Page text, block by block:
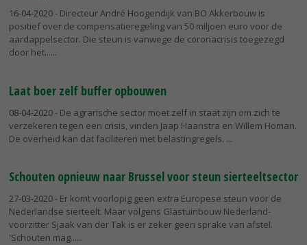
16-04-2020- Directeur André Hoogendijk van BO Akkerbouw is
positief over de compensatieregeling van 50 miljoen euro voor de
aardappelsector. Die steun is vanwege de coronacrisis toegezegd
door het...
Laat boer zelf buffer opbouwen
08-04-2020- De agrarische sector moet zelf in staat zijn om zich te
verzekeren tegen een crisis, vinden Jaap Haanstra en Willem Homan.
De overheid kan dat faciliteren met belastingregels.
Schouten opnieuw naar Brussel voor steun sierteeltsector
27-03-2020- Er komt voorlopig geen extra Europese steun voor de
Nederlandse sierteelt. Maar volgens Glastuinbouw Nederland-
voorzitter Sjaak van der Tak is er zeker geen sprake van afstel.
'Schouten mag...